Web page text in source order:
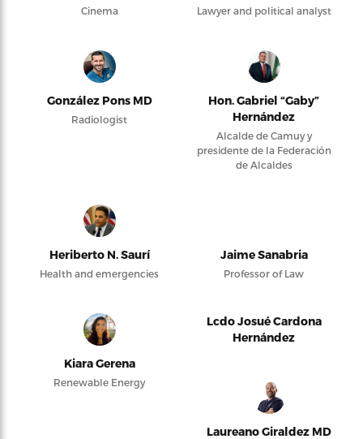
Cinema Lawyer and political analyst
González Pons MD
Radiologist
Hon. Gabriel “Gaby”
Hernández
Alcalde de Camuy y
presidente de la Federación
de Alcaldes
Heriberto N. Saurí
Health and emergencies
Jaime Sanabria
Professor of Law
Kiara Gerena
Renewable Energy
Lcdo Josué Cardona
Hernández
Laureano Giraldez MD